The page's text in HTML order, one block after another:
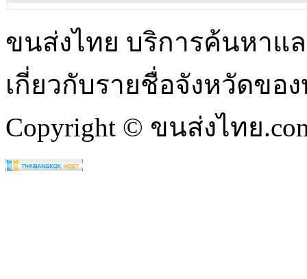
ขนส่งไทย บริการค้นหาแ
เกี่ยวกับรายชื่อจังหวัดขอ
Copyright © ขนส่งไทย